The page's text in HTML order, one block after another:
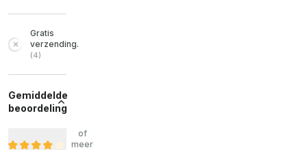
Gratis
verzending.
(4)
Gemiddelde
beoordeling
of
meer